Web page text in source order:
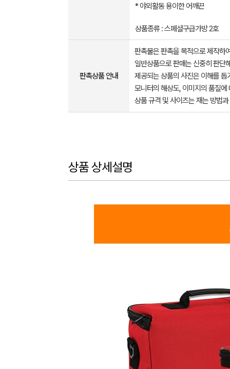
* 야외활동 용이한 어깨끈
상품종류 : 스페셜구급가방 2호
판촉상품 안내
판촉물은 판촉을 목적으로 제작하
일반상품으로 판매는 신중히 판단
제공되는 상품의 사진은 이해를
모니터의 해상도, 이미지의 품질
상품 규격 및 사이즈는 재는 방법
상품 상세설명